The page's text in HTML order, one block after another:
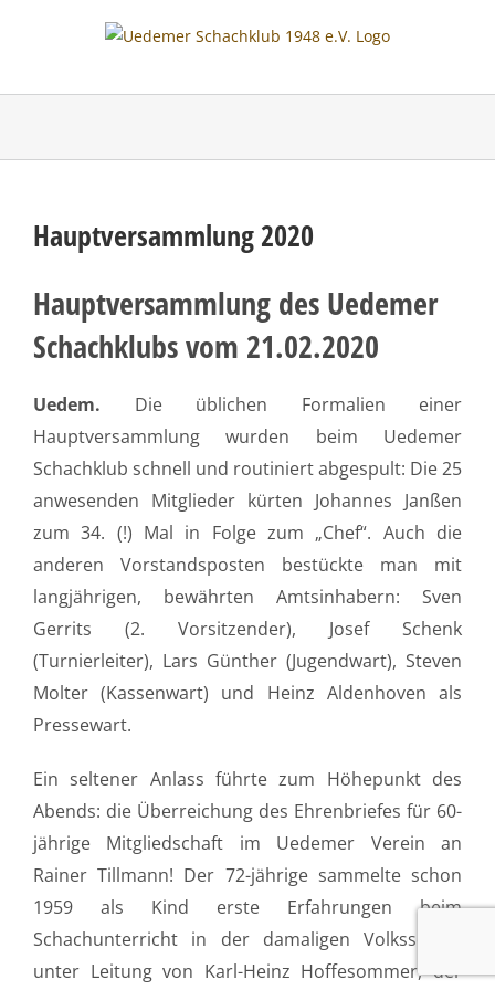
Hauptversammlung 2020
Hauptversammlung des Uedemer
Schachklubs vom 21.02.2020
Uedem.
Die üblichen Formalien einer
Hauptversammlung wurden beim Uedemer
Schachklub schnell und routiniert abgespult: Die 25
anwesenden Mitglieder kürten Johannes Janßen
zum 34. (!) Mal in Folge zum „Chef“. Auch die
anderen Vorstandsposten bestückte man mit
langjährigen, bewährten Amtsinhabern: Sven
Gerrits (2. Vorsitzender), Josef Schenk
(Turnierleiter), Lars Günther (Jugendwart), Steven
Molter (Kassenwart) und Heinz Aldenhoven als
Pressewart.
Ein seltener Anlass führte zum Höhepunkt des
Abends: die Überreichung des Ehrenbriefes für 60-
jährige Mitgliedschaft im Uedemer Verein an
Rainer Tillmann! Der 72-jährige sammelte schon
1959 als Kind erste Erfahrungen beim
Schachunterricht in der damaligen Volksschule
unter Leitung von Karl-Heinz Hoffesommer, der